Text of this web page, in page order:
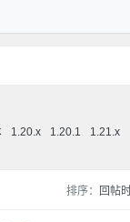
1.20.x 1.20.1
1.21.x
排序： 回帖